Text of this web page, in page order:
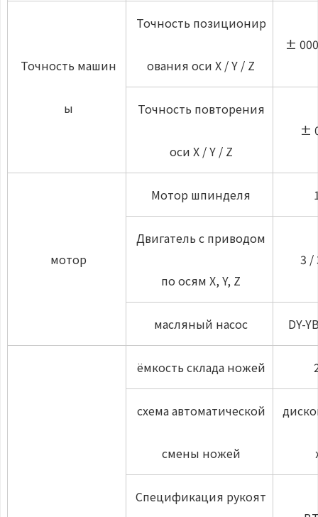
Точность машин
ы
Точность позиционир
ования оси X / Y / Z
±
Точность повторения
оси X / Y / Z
±
мотор
Мотор шпинделя
Двигатель с приводом
по осям X, Y, Z
3 /
масляный насос DY-
ёмкость склада ножей
схема автоматической
смены ножей
Спецификация рукоят